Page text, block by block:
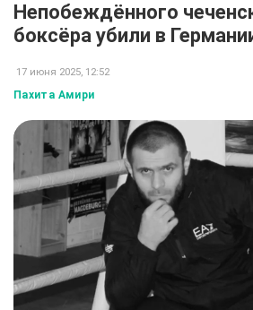
Непобеждённого
боксёра убили в
17 июня 2025, 12:52
Пахита Амири